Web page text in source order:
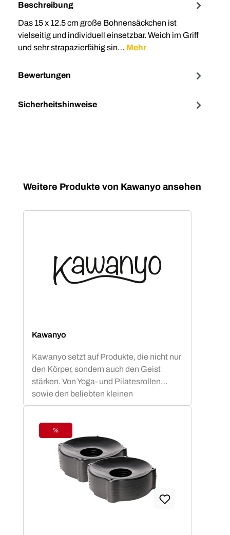
Beschreibung
Das 15 x 12.5 cm große Bohnensäckchen ist
vielseitig und individuell einsetzbar. Weich im Griff
und sehr strapazierfähig sin… Mehr
Bewertungen
Sicherheitshinweise
Produktgalerie überspringen
Weitere Produkte von Kawanyo ansehen
Kawanyo
Kawanyo setzt auf Produkte, die nicht nur
den Körper, sondern auch den Geist
stärken. Von Yoga- und Pilatesrollen
sowie den beliebten kleinen
Mobilitybällen über Vinyl Hanteln bis hin
Produkten ist für Kawanyo stets der Spaß
an Bewegung im Vordergrund.
Unabhängig von Alter und Fitnesslevel -
viele kleine Helfer für die Erstellung eines
altersgerechten Parcours motivieren zu
Spiel und Spaß an gesunder Bewegung.
Koordination und Motorik werden
Rabatt
%